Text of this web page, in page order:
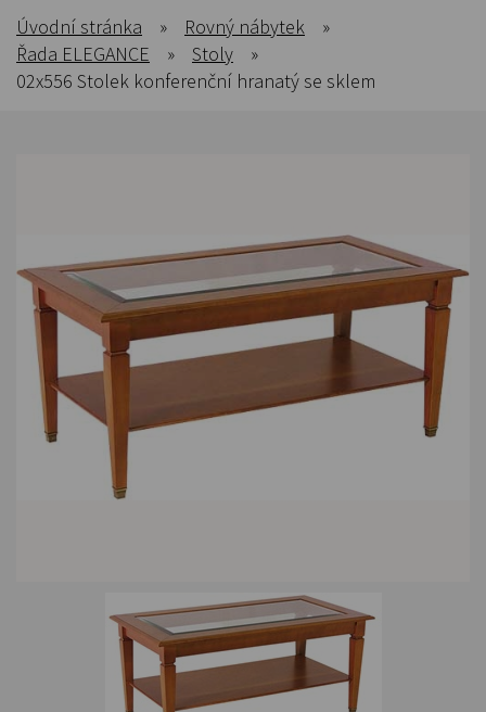
Úvodní stránka » Rovný nábytek
»
Řada ELEGANCE
» Stoly
»
02x556 Stolek konferenční hranatý se sklem